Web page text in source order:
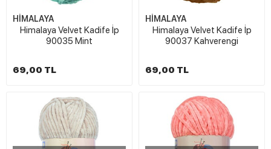
HİMALAYA
Himalaya Velvet Kadife İp
90035 Mint
69,00 TL
HİMALAYA
Himalaya Velvet Kadife İp
90037 Kahverengi
69,00 TL